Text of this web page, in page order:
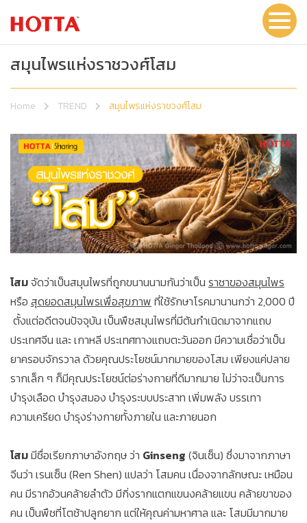
สมุนไพรแห่งราชวงศ์โสม
Home TREND สมุนไพรแห่งราชวงศ์โสม
โสมจัดว่าเป็นสมุนไพรที่ถูกขนานนามกันว่าเป็น ราชาของสมุนไพร
หรือ สุดยอดสมุนไพรเพื่อสุขภาพ ที่ใช้รักษาโรคมานานกว่า 2,000 ปี
ตั้งแต่อดีตจนปัจจุบัน เป็นพืชสมุนไพรที่มีต้นกำเนิดมาจากแถบ
ประเทศจีน และ เกาหลี ประเทศทางแถบตะวันออก มีความเชื่อว่าเป็น
ยาครอบจักรวาล ด้วยคุณประโยชน์มากมายของโสม เพียงแค่ปลาย
รากเล็ก ๆ ก็มีคุณประโยชน์ต่อร่างกายที่ดีมากมาย ไม่ว่าจะเป็นการ
บำรุงเลือด บำรุงสมอง บำรุงระบบประสาท เพิ่มพลัง บรรเทา
ความเครียด บำรุงร่างกายทั้งภายใน และภายนอก
โสมมีชื่อเรียกภาษาอังกฤษ ว่า Ginseng (จินเซ็น) ซึ่งมาจากภาษา
จีนว่า เรนเซ็น (Ren Shen) แปลว่า โสมคน เนื่องจากลักษณะ เหมือน
คน มีรากอ้วนคล้ายลำตัว มีกิ่งรากแตกแขนงคล้ายแขน คล้ายขาของ
คน เป็นพืชที่โตช้าปลูกยาก แต่ให้คุณค่ามหาศาล และ โสมมีมากมาย